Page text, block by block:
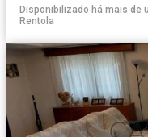
Disponibilizado há mais de
Rentola